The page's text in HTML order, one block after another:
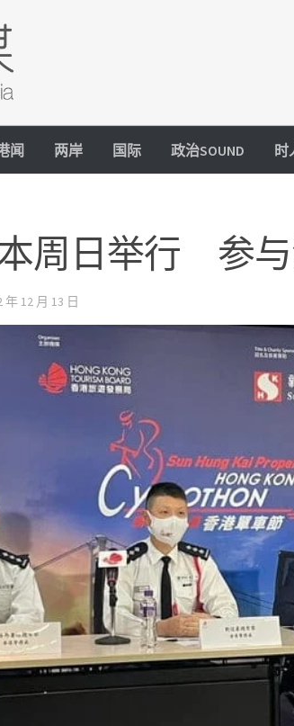
闻 两岸 国际 政治SOUND 时
周日举行 参
年 12 月 13 日